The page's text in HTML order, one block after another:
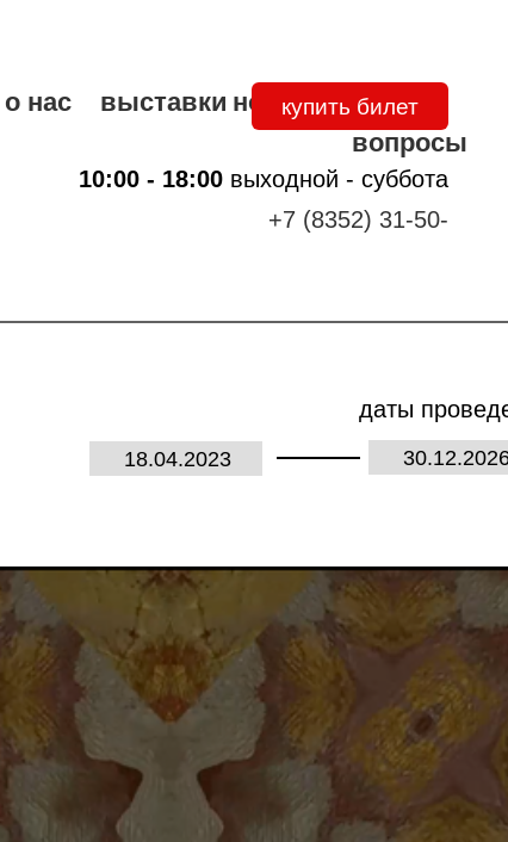
частые
вопросы
новости
выставки
о нас
+7 (8352) 31-50-
купить билет
10:00 - 18:00 выходной - суббота
даты
18.04.2023